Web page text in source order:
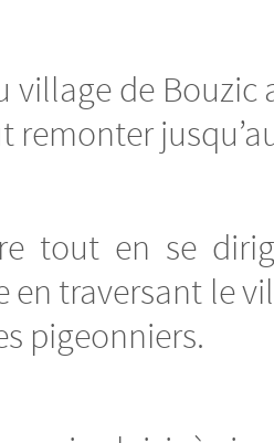
de
remonter
tout en se
traversant le
pigeonniers.